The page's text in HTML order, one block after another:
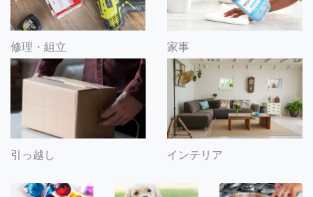
修理・組立 家事
引っ越し インテリア